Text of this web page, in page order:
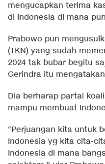
mengucapkan terima
di Indonesia di mana
Prabowo pun
(TKN) yang sudah
2024 tak bubar begitu
Gerindra itu
Dia berharap partai
mampu membuat
"Perjuangan kita untuk
Indonesia yg kita cita-
Indonesia di mana